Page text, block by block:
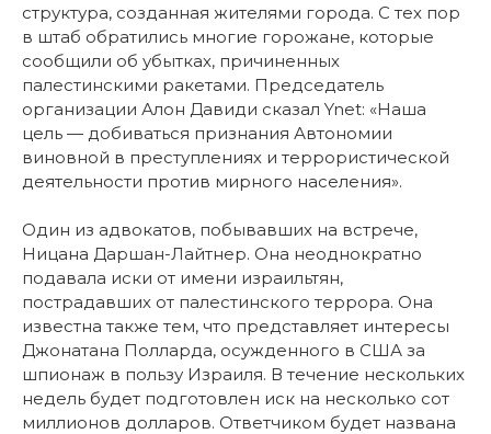
структура, созданная жителями города. С тех пор
в штаб обратились многие горожане, которые
сообщили об убытках, причиненных
палестинскими ракетами. Председатель
организации Алон Давиди сказал Ynet: «Наша
цель — добиваться признания Автономии
виновной в преступлениях и террористической
деятельности против мирного населения».
Один из адвокатов, побывавших на встрече,
Ницана Даршан-Лайтнер. Она неоднократно
подавала иски от имени израильтян,
пострадавших от палестинского террора. Она
известна также тем, что представляет интересы
Джонатана Полларда, осужденного в США за
шпионаж в пользу Израиля. В течение нескольких
недель будет подготовлен иск на несколько сот
миллионов долларов. Ответчиком будет названа